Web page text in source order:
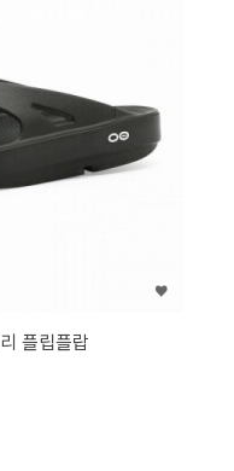
플립플랍